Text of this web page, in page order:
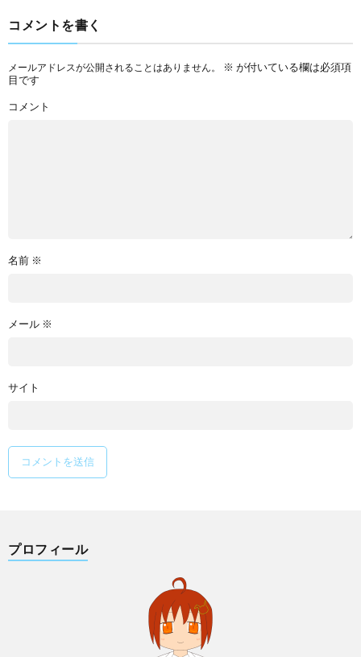
コメントを書く
メールアドレスが公開されることはありません。 ※ が付いている欄は必須項
目です
コメント
名前 ※
メール ※
サイト
プロフィール